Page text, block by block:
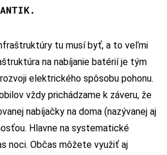
tu musí byť, a to veľmi
na nabíjanie batérií je tým
elektrického spôsobu pohonu.
vždy prichádzame k záveru, že
nabíjačky na doma (nazývanej aj
Hlavne na systematické
noci. Občas môžete využiť aj